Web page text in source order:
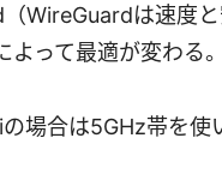
WireGuardは速度
って最適が変わる。
場合は5GHz帯を